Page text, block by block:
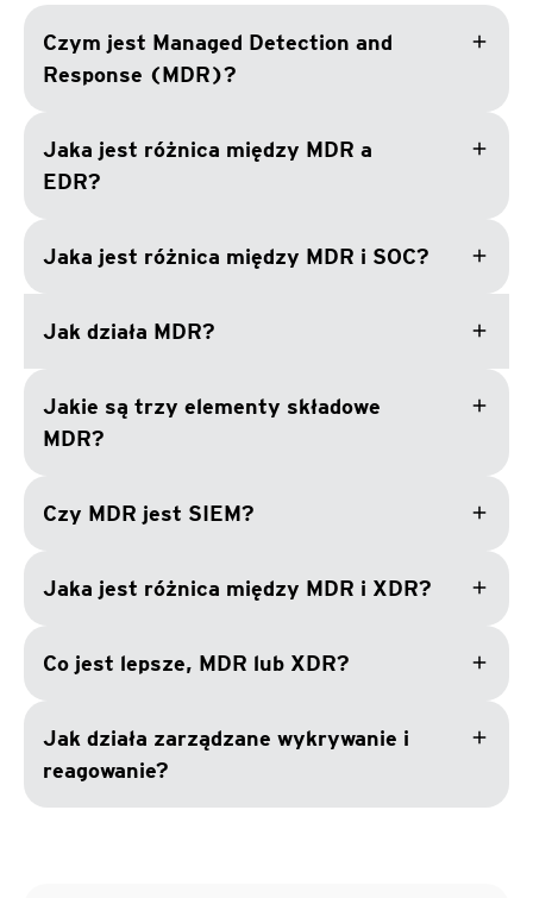
Czym jest Managed Detection and
Response (MDR)?
add
Jaka jest różnica między MDR a
EDR?
add
Jaka jest różnica między MDR i SOC? add
Jak działa MDR? add
Jakie są trzy elementy składowe
MDR?
add
Czy MDR jest SIEM? add
Jaka jest różnica między MDR i XDR? add
Co jest lepsze, MDR lub XDR? add
Jak działa zarządzane wykrywanie i
reagowanie?
add